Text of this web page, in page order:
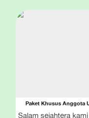
Paket Khusus Anggota
Salam sejahtera